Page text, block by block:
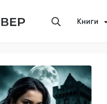
Книги